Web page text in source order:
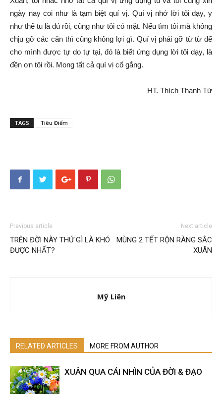
ngày nay coi như là tạm biệt quí vị. Quí vị nhớ lời tôi dạy, y
như thế tu là đủ rồi, cũng như tôi có mặt. Nếu tìm tôi mà không
chịu gỡ các căn thì cũng không lợi gì. Quí vị phải gỡ từ từ để
cho mình được tự do tự tại, đó là biết ứng dụng lời tôi dạy, là
đền ơn tôi rồi. Mong tất cả quí vị cố gắng.
HT. Thích Thanh Từ
TAGS Tiêu Điểm
Previous article
TRÊN ĐỜI NÀY THỨ GÌ LÀ KHÓ
ĐƯỢC NHẤT?
Next article
MÙNG 2 TẾT RỘN RÀNG SẮC
XUÂN
Mỹ Liên
RELATED ARTICLES MORE FROM AUTHOR
XUÂN QUA CÁI NHÌN CỦA ĐỜI & ĐẠO